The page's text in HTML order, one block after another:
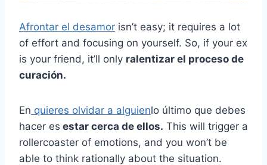
Afrontar el desamor isn’t easy; it requires a lot
of effort and focusing on yourself. So, if your ex
is your friend, it’ll only ralentizar el proceso de
curación.
En quieres olvidar a alguienlo último que debes
hacer es estar cerca de ellos. This will trigger a
rollercoaster of emotions, and you won’t be
able to think rationally about the situation.